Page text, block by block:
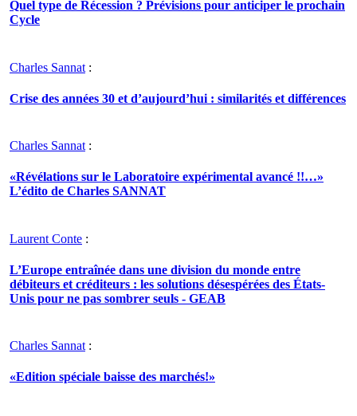
Quel type de Récession ? Prévisions pour anticiper le prochain
Cycle
Charles Sannat :
Crise des années 30 et d’aujourd’hui : similarités et différences
Charles Sannat :
«Révélations sur le Laboratoire expérimental avancé !!…»
L’édito de Charles SANNAT
Laurent Conte :
L’Europe entraînée dans une division du monde entre
débiteurs et créditeurs : les solutions désespérées des États-
Unis pour ne pas sombrer seuls - GEAB
Charles Sannat :
«Edition spéciale baisse des marchés!»